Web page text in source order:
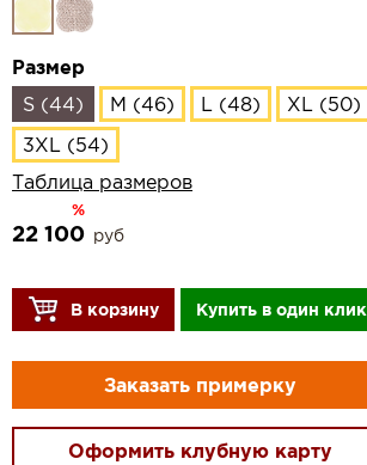
Размер
S (44)
M (46) L (48) XL (50)
3XL (54)
Таблица размеров
%
22 100 руб
В корзину Купить в один клик
Заказать примерку
Оформить клубную карту